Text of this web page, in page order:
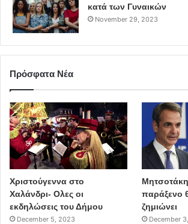
κατά των Γυναικών
November 29, 2023
Πρόσφατα Νέα
Χριστούγεννα στο
Χαλάνδρι- Ολες οι
εκδηλώσεις του Δήμου
December 5, 2023
παράξενο
ζημιώνει
December